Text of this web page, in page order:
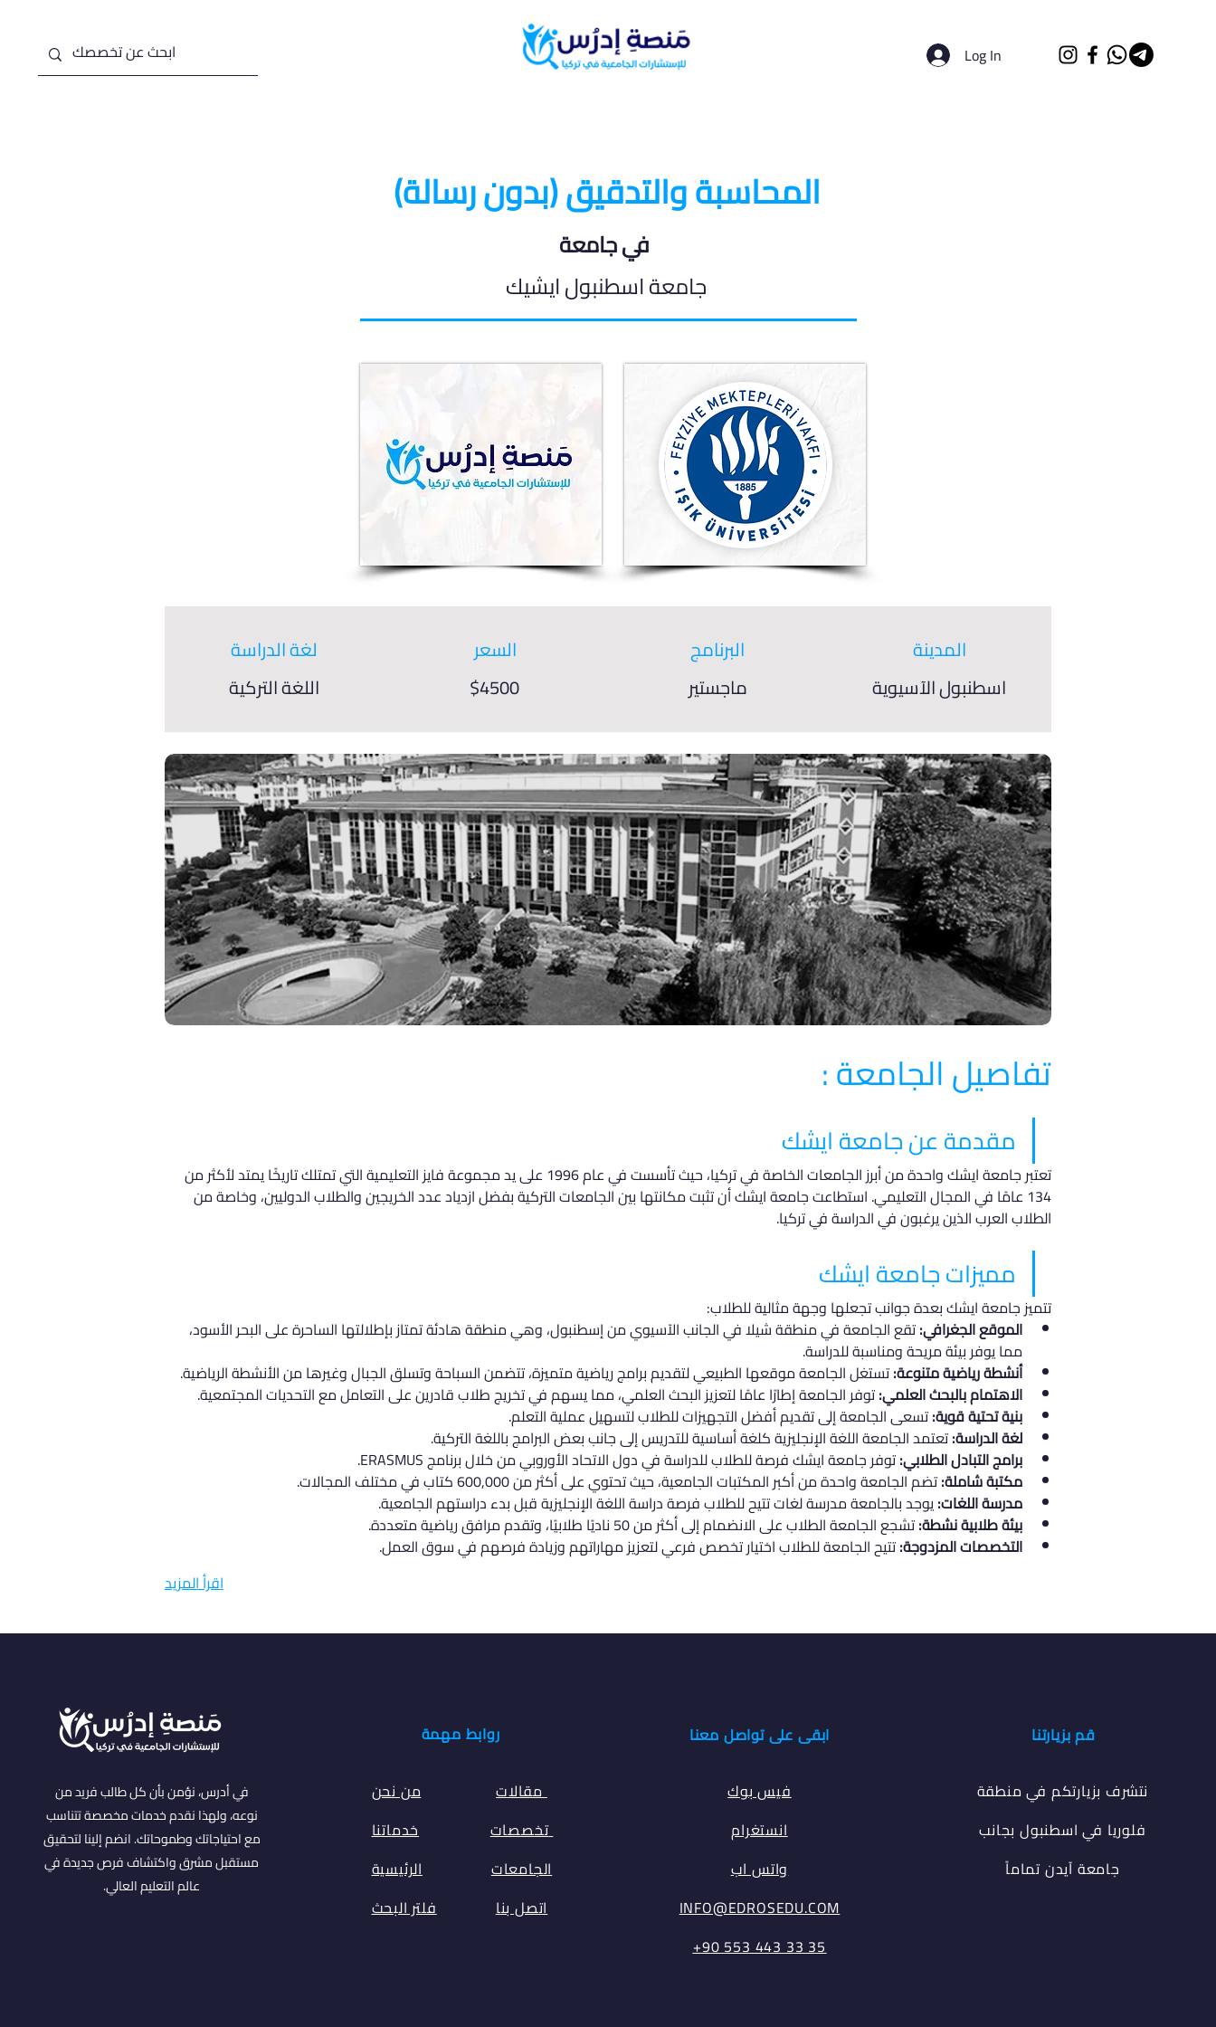
Log In
المحاسبة والتدقيق (بدون رسالة)
جامعة اسطنبول ايشيك
لغة الدراسة
اللغة التركية
السعر
$4500
البرنامج
ماجستير
المدينة
اسطنبول الآسيوية
تفاصيل الجامعة :
مقدمة عن جامعة ايشك
تعتبر جامعة ايشك واحدة من أبرز الجامعات الخاصة في تركيا، حيث تأسست في عام 1996 على يد مجموعة فايز التعليمية التي تمتلك تاريخًا يمتد لأكثر من
134 عامًا في المجال التعليمي. استطاعت جامعة ايشك أن تثبت مكانتها بين الجامعات التركية بفضل ازدياد عدد الخريجين والطلاب الدوليين، وخاصة من
الطلاب العرب الذين يرغبون في الدراسة في تركيا.
مميزات جامعة ايشك
تتميز جامعة ايشك بعدة جوانب تجعلها وجهة مثالية للطلاب:
الموقع الجغرافي: تقع الجامعة في منطقة شيلا في الجانب الآسيوي من إسطنبول، وهي منطقة هادئة تمتاز بإطلالتها الساحرة على البحر الأسود،
مما يوفر بيئة مريحة ومناسبة للدراسة.
أنشطة رياضية متنوعة: تستغل الجامعة موقعها الطبيعي لتقديم برامج رياضية متميزة، تتضمن السباحة وتسلق الجبال وغيرها من الأنشطة الرياضية.
الاهتمام بالبحث العلمي: توفر الجامعة إطارًا عامًا لتعزيز البحث العلمي، مما يسهم في تخريج طلاب قادرين على التعامل مع التحديات المجتمعية.
بنية تحتية قوية: تسعى الجامعة إلى تقديم أفضل التجهيزات للطلاب لتسهيل عملية التعلم.
لغة الدراسة: تعتمد الجامعة اللغة الإنجليزية كلغة أساسية للتدريس إلى جانب بعض البرامج باللغة التركية.
برامج التبادل الطلابي: توفر جامعة ايشك فرصة للطلاب للدراسة في دول الاتحاد الأوروبي من خلال برنامج ERASMUS.
مكتبة شاملة: تضم الجامعة واحدة من أكبر المكتبات الجامعية، حيث تحتوي على أكثر من 600,000 كتاب في مختلف المجالات.
مدرسة اللغات: يوجد بالجامعة مدرسة لغات تتيح للطلاب فرصة دراسة اللغة الإنجليزية قبل بدء دراستهم الجامعية.
بيئة طلابية نشطة: تشجع الجامعة الطلاب على الانضمام إلى أكثر من 50 ناديًا طلابيًا، وتقدم مرافق رياضية متعددة.
التخصصات المزدوجة: تتيح الجامعة للطلاب اختيار تخصص فرعي لتعزيز مهاراتهم وزيادة فرصهم في سوق العمل.
اقرأ المزيد
في أدرس، نؤمن بأن كل طالب فريد من
نوعه، ولهذا نقدم خدمات مخصصة تتناسب
مع احتياجاتك وطموحاتك. انضم إلينا لتحقيق
مستقبل مشرق واكتشاف فرص جديدة في
عالم التعليم العالي.
من نحن
خدماتنا
الرئيسية
فلتر البحث
مقالات
تخصصات
الجامعات
اتصل بنا
ابقى على تواصل معنا
فيس بوك
انستغرام
واتس اب
INFO@EDROSEDU.COM
⁦+90 553 443 33 35⁩
قم بزيارتنا
نتشرف بزيارتكم في منطقة
فلوريا في اسطنبول بجانب
جامعة آيدن تماماً